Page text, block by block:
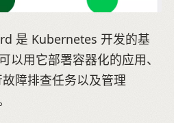
是 Kubernetes 开发的基
以用它部署容器化的应用、
障排查任务以及管理